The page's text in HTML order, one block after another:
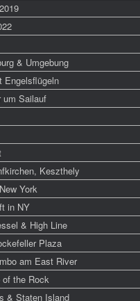
& Umgebung
Engelsflügeln
um Sailauf
Keszthely
York
in NY
& High Line
Plaza
am East River
of the Rock
& Staten Island